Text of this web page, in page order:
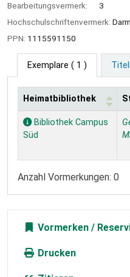
Bearbeitungsvermerk:
3
Hochschulschriftenvermerk:
PPN: 1115591150
Exemplare ( 1 )
Exemplare
Heimatbibliothek
Bibliothek Campus
Süd
Anzahl Vormerkungen: 0
Vormerken
Drucken